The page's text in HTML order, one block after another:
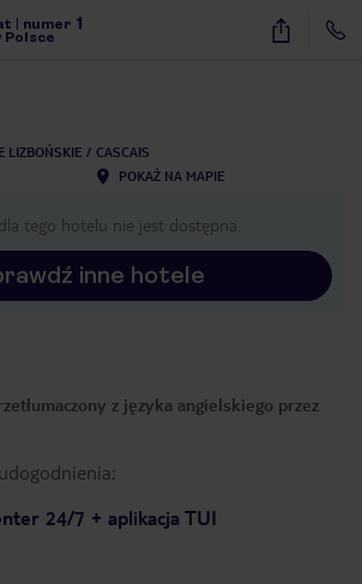
numer 1
Polsce
40
LIZBOŃSKIE
CASCAIS
POKAŻ NA MAPIE
tego hotelu nie jest dostępna.
inne hotele
z języka angielskiego przez
24/7 + aplikacja TUI